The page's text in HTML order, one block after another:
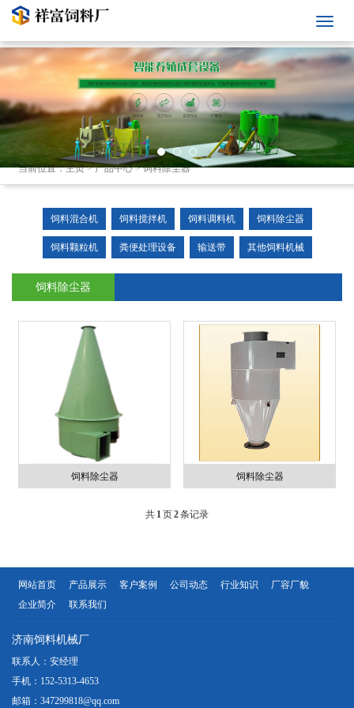
当前位置：主页>产品中心>饲料除尘器
饲料混合机 饲料搅拌机 饲料调料机 饲料除尘器
饲料颗粒机 粪便处理设备 输送带 其他饲料机械
饲料除尘器
饲料除尘器 饲料除尘器
共 1页2条记录
网站首页 产品展示 客户案例 公司动态 行业知识
厂容厂貌
企业简介
联系我们
济南饲料机械厂
联系人：安经理
手机：152-5313-4653
邮箱：347299818@qq.com